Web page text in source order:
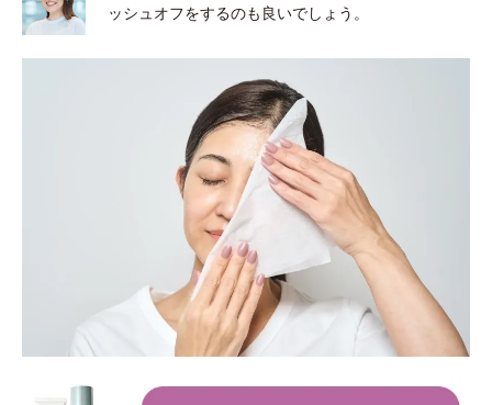
ッシュオフをするのも良いでしょう。